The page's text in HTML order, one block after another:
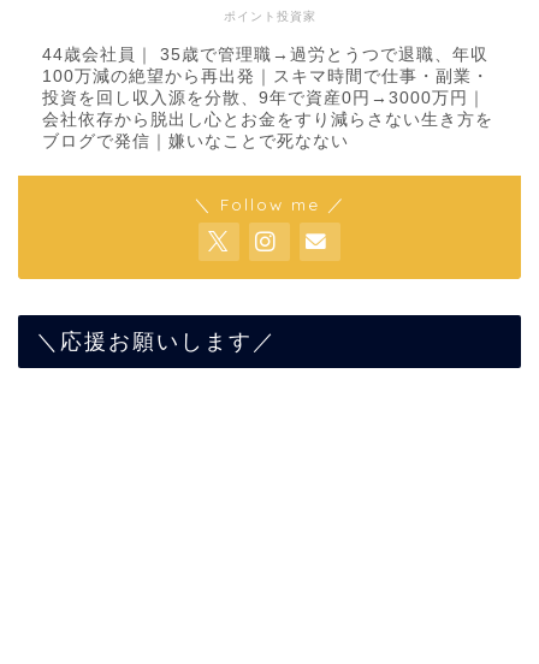
ポイント投資家
44歳会社員｜ 35歳で管理職→過労とうつで退職、年収
100万減の絶望から再出発｜スキマ時間で仕事・副業・
投資を回し収入源を分散、9年で資産0円→3000万円｜
会社依存から脱出し心とお金をすり減らさない生き方を
ブログで発信｜嫌いなことで死なない
＼ Follow me ／
＼応援お願いします／